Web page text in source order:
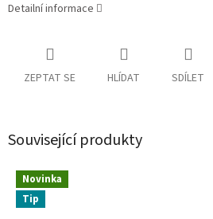
Detailní informace
ZEPTAT SE HLÍDAT SDÍLET
Související produkty
Novinka
Tip